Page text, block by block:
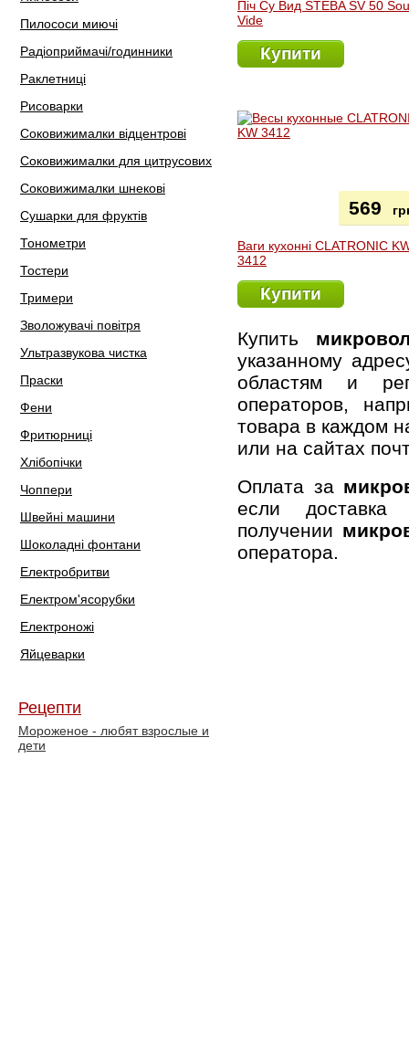
Пилососи миючі
Радіоприймачі/годинники
Раклетниці
Рисоварки
Соковижималки відцентрові
Соковижималки для цитрусових
Соковижималки шнекові
Сушарки для фруктів
Тонометри
Тостери
Тримери
Зволожувачі повітря
Ультразвукова чистка
Праски
Фени
Фритюрниці
Хлібопічки
Чоппери
Швейні машини
Шоколадні фонтани
Електробритви
Електром'ясорубки
Електроножі
Яйцеварки
Рецепти
Мороженое - любят взрослые и
дети
Піч Су Вид STEBA SV 50
Vide
Купити
Ваги кухонні CLATRONIC
3412
569
Купити
Купить
указанному
областям и
операторов,
товара в каждом
или на сайтах
Оплата за
если
получении
оператора.